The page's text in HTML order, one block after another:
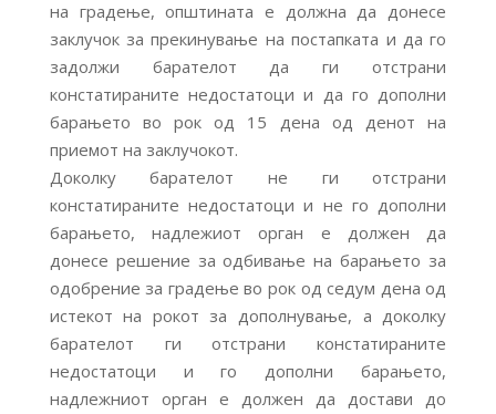
на градење, општината е должна да донесе
заклучок за прекинување на постапката и да го
задолжи барателот да ги отстрани
констатираните недостатоци и да го дополни
барањето во рок од 15 дена од денот на
приемот на заклучокот.
Доколку барателот не ги отстрани
констатираните недостатоци и не го дополни
барањето, надлежиот орган е должен да
донесе решение за одбивање на барањето за
одобрение за градење во рок од седум дена од
истекот на рокот за дополнување, а доколку
барателот ги отстрани констатираните
недостатоци и го дополни барањето,
надлежниот орган е должен да достави до